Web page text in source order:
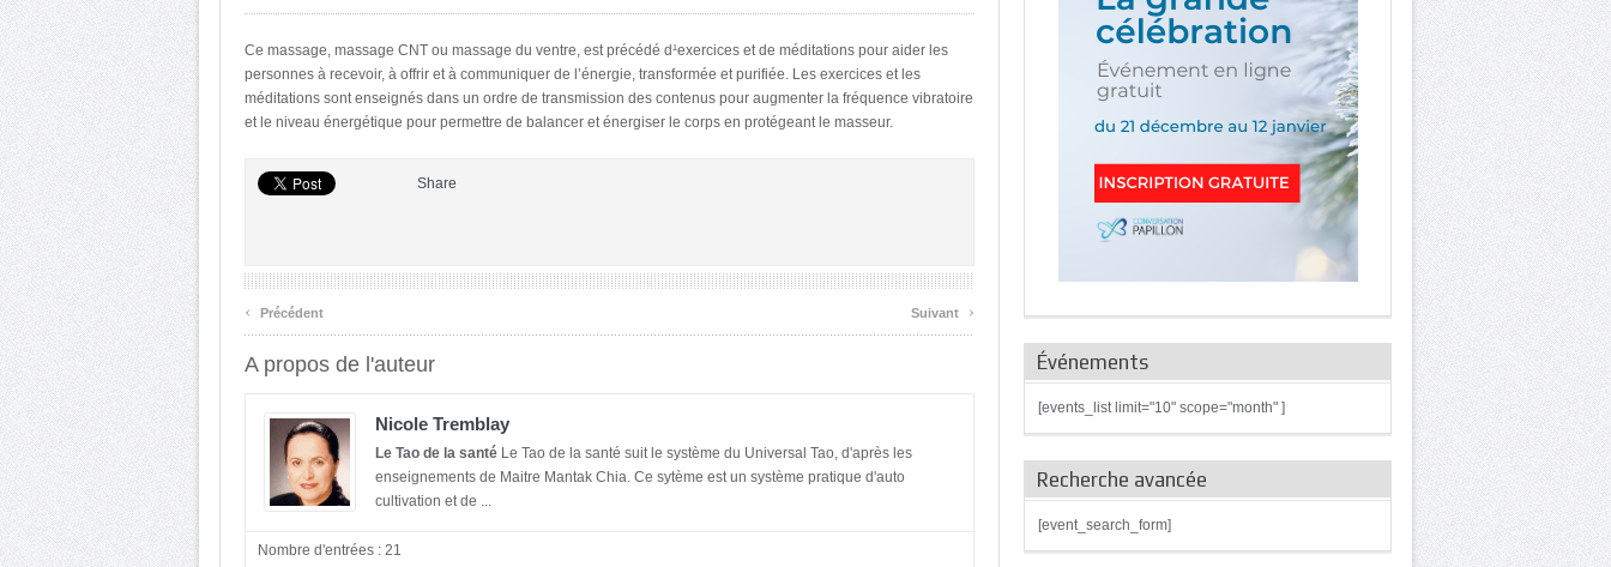
Ce massage, massage CNT ou massage du ventre, est précédé d¹exercices et de méditations pour aider les
personnes à recevoir, à offrir et à communiquer de l’énergie, transformée et purifiée. Les exercices et les
méditations sont enseignés dans un ordre de transmission des contenus pour augmenter la fréquence vibratoire
et le niveau énergétique pour permettre de balancer et énergiser le corps en protégeant le masseur.
Share
‹ Précédent Suivant ›
A propos de l'auteur
Nicole Tremblay
Le Tao de la santé Le Tao de la santé suit le système du Universal Tao, d'après les
enseignements de Maitre Mantak Chia. Ce sytème est un système pratique d'auto
cultivation et de ...
Nombre d'entrées : 21
Événements
[events_list limit="10" scope="month" ]
Recherche avancée
[event_search_form]